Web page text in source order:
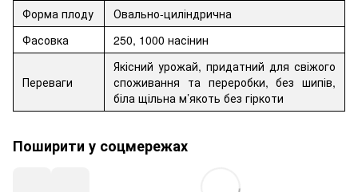
Форма плоду
Овально-циліндрична
Фасовка
250, 1000 насінин
Переваги
Якісний урожай, придатний для свіжого
споживання та переробки, без шипів,
біла щільна м’якоть без гіркоти
Поширити у соцмережах